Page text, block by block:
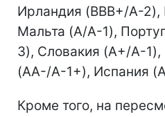
Ирландия (BBB+/A-2),
Мальта (A/A-1),
3), Словакия (A+/A-1),
(AA-/A-1+), Испания
Кроме того, на